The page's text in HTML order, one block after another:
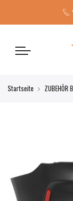
Startseite ZUBEHÖR